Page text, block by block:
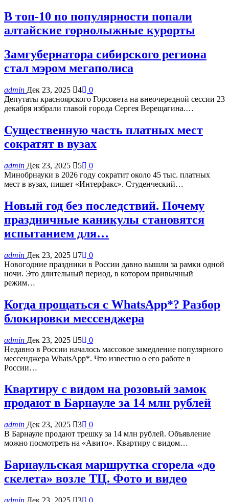
В топ-10 по популярности попали
алтайские горнолыжные курорты
Замгубернатора сибирского региона
стал мэром мегаполиса
admin Дек 23, 2025 4
0
Депутаты красноярского Горсовета на внеочередной сессии 23
декабря избрали главой города Сергея Верещагина.…
Существенную часть платных мест
сократят в вузах
admin Дек 23, 2025 5
0
Минобрнауки в 2026 году сократит около 45 тыс. платных
мест в вузах, пишет «Интерфакс». Студенческий…
Новый год без последствий. Почему
праздничные каникулы становятся
испытанием для…
admin Дек 23, 2025 7
0
Новогодние праздники в России давно вышли за рамки одной
ночи. Это длительный период, в котором привычный
режим…
Когда прощаться с WhatsApp*? Разбор
блокировки мессенджера
admin Дек 23, 2025 5
0
Недавно в России началось массовое замедление популярного
мессенджера WhatsApp*. Что известно о его работе в
России…
Квартиру с видом на розовый замок
продают в Барнауле за 14 млн рублей
admin Дек 23, 2025 3
0
В Барнауле продают трешку за 14 млн рублей. Объявление
можно посмотреть на «Авито». Квартиру с видом…
Барнаульская маршрутка сгорела «до
скелета» возле ТЦ. Фото и видео